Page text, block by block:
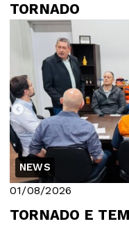
TORNADO
NEWS
01/08/2026
TORNADO E